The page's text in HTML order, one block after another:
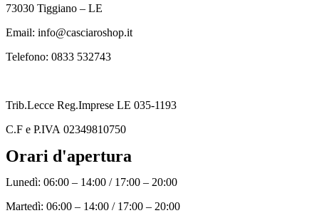
73030 Tiggiano – LE
Email: info@casciaroshop.it
Telefono: 0833 532743
Trib.Lecce Reg.Imprese LE 035-1193
C.F e P.IVA 02349810750
Orari d'apertura
Lunedì: 06:00 – 14:00 / 17:00 – 20:00
Martedì: 06:00 – 14:00 / 17:00 – 20:00